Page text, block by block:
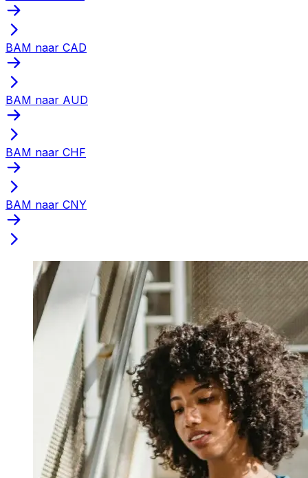
BAM naar CAD
BAM naar AUD
BAM naar CHF
BAM naar CNY